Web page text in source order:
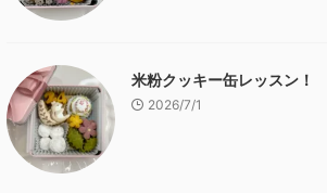
米粉クッキー缶レッスン！
2026/7/1